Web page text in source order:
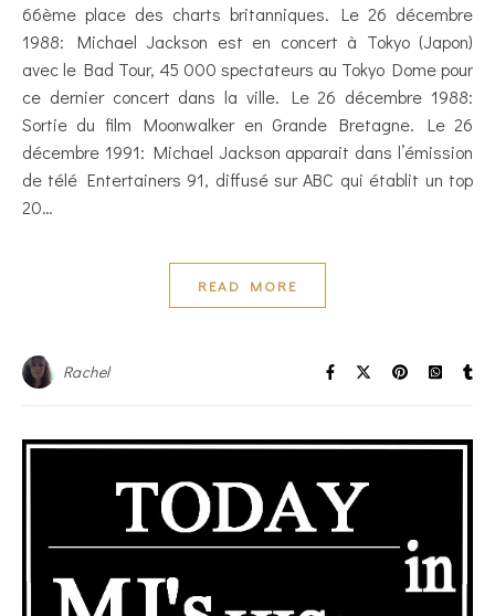
66ème place des charts britanniques. Le 26 décembre
1988: Michael Jackson est en concert à Tokyo (Japon)
avec le Bad Tour, 45 000 spectateurs au Tokyo Dome pour
ce dernier concert dans la ville. Le 26 décembre 1988:
Sortie du film Moonwalker en Grande Bretagne. Le 26
décembre 1991: Michael Jackson apparait dans l’émission
de télé Entertainers 91, diffusé sur ABC qui établit un top
20…
READ MORE
Rachel